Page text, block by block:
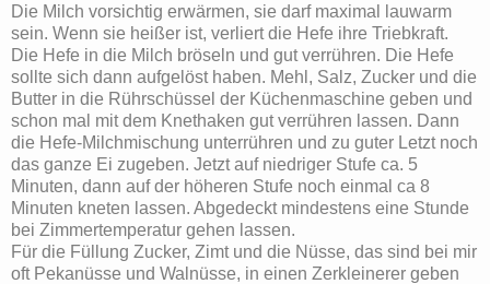
Die Milch vorsichtig erwärmen, sie darf maximal lauwarm
sein. Wenn sie heißer ist, verliert die Hefe ihre Triebkraft.
Die Hefe in die Milch bröseln und gut verrühren. Die Hefe
sollte sich dann aufgelöst haben. Mehl, Salz, Zucker und die
Butter in die Rührschüssel der Küchenmaschine geben und
schon mal mit dem Knethaken gut verrühren lassen. Dann
die Hefe-Milchmischung unterrühren und zu guter Letzt noch
das ganze Ei zugeben. Jetzt auf niedriger Stufe ca. 5
Minuten, dann auf der höheren Stufe noch einmal ca 8
Minuten kneten lassen. Abgedeckt mindestens eine Stunde
bei Zimmertemperatur gehen lassen.
Für die Füllung Zucker, Zimt und die Nüsse, das sind bei mir
oft Pekanüsse und Walnüsse, in einen Zerkleinerer geben